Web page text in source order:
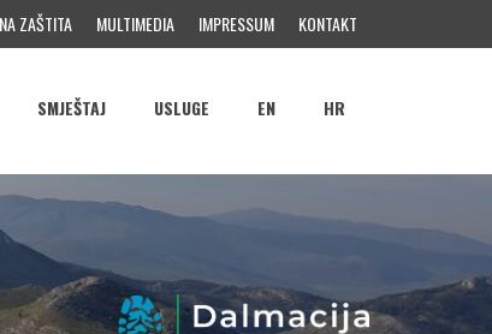
ZAŠTITA MULTIMEDIA IMPRESSUM KONTAKT
SMJEŠTAJ USLUGE HR
EN